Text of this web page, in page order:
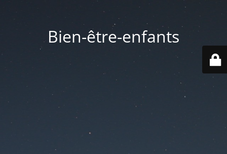
Bien-être-enfants